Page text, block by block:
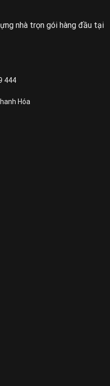
nhà trọn gói hàng đầu tại
444
Hóa